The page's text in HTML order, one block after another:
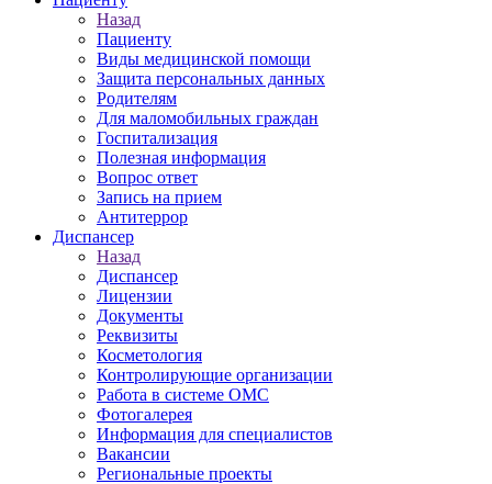
Назад
Пациенту
Виды медицинской помощи
Защита персональных данных
Родителям
Для маломобильных граждан
Госпитализация
Полезная информация
Вопрос ответ
Запись на прием
Антитеррор
Диспансер
Назад
Диспансер
Лицензии
Документы
Реквизиты
Косметология
Контролирующие организации
Работа в системе ОМС
Фотогалерея
Информация для специалистов
Вакансии
Региональные проекты